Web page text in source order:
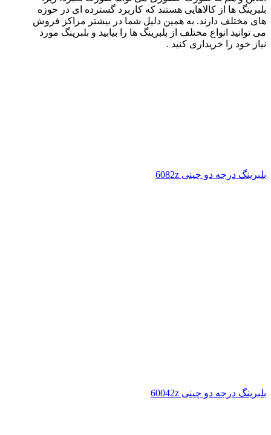
بلبرینگ ها از کالاهایی هستند که کاربرد گسترده ای در حوزه
های مختلف دارند. به همین دلیل شما در بیشتر مراکز فروش
می توانید انواع مختلف از بلبرینگ ها را بیابید و بلبرینگ مورد
نیاز خود را خریداری کنید .
بلبرینگ درجه دو چینی 6082z
بلبرینگ درجه دو چینی 60042z